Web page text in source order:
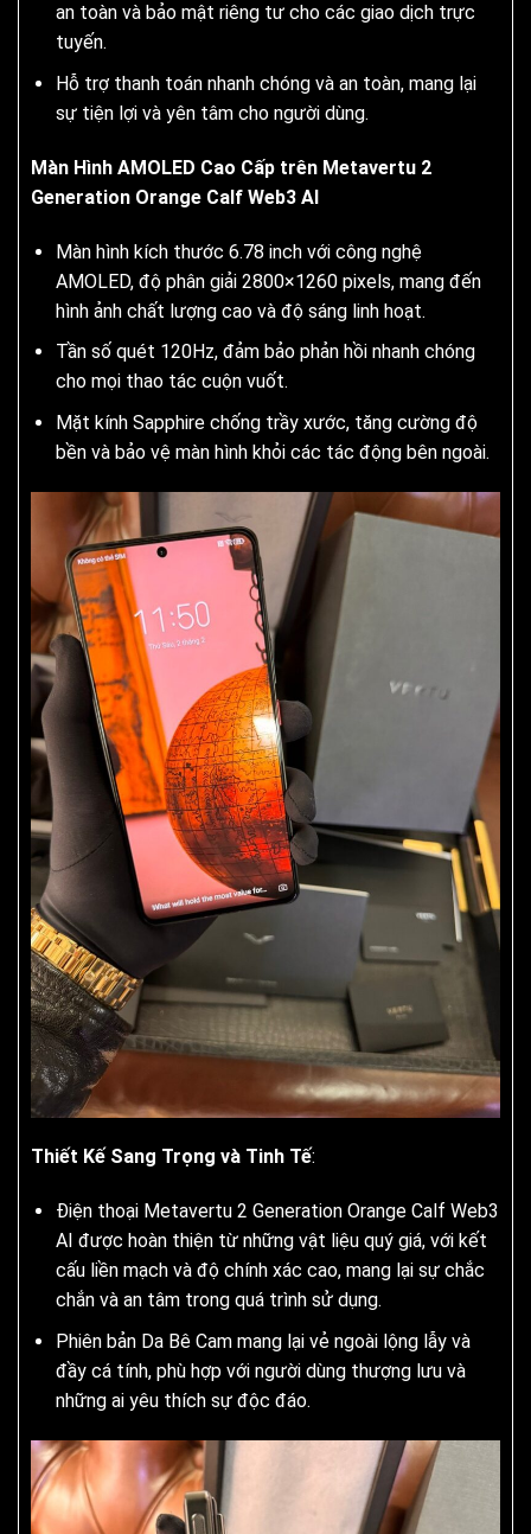
an toàn và bảo mật riêng tư cho các giao dịch trực
tuyến.
Hỗ trợ thanh toán nhanh chóng và an toàn, mang lại
sự tiện lợi và yên tâm cho người dùng.
Màn Hình AMOLED Cao Cấp trên Metavertu 2
Generation Orange Calf Web3 AI
Màn hình kích thước 6.78 inch với công nghệ
AMOLED, độ phân giải 2800×1260 pixels, mang đến
hình ảnh chất lượng cao và độ sáng linh hoạt.
Tần số quét 120Hz, đảm bảo phản hồi nhanh chóng
cho mọi thao tác cuộn vuốt.
Mặt kính Sapphire chống trầy xước, tăng cường độ
bền và bảo vệ màn hình khỏi các tác động bên ngoài.
Thiết Kế Sang Trọng và Tinh Tế:
Điện thoại Metavertu 2 Generation Orange Calf Web3
AI được hoàn thiện từ những vật liệu quý giá, với kết
cấu liền mạch và độ chính xác cao, mang lại sự chắc
chắn và an tâm trong quá trình sử dụng.
Phiên bản Da Bê Cam mang lại vẻ ngoài lộng lẫy và
đầy cá tính, phù hợp với người dùng thượng lưu và
những ai yêu thích sự độc đáo.